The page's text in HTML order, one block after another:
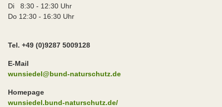
Di 8:30 - 12:30 Uhr
Do 12:30 - 16:30 Uhr
Tel. +49 (0)9287 5009128
E-Mail
wunsiedel@bund-naturschutz.de
Homepage
wunsiedel.bund-naturschutz.de/